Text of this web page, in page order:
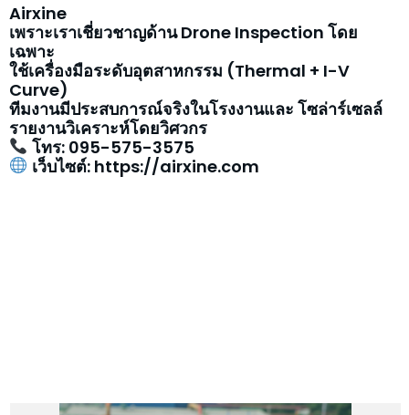
Airxine
เพราะเราเชี่ยวชาญด้าน Drone Inspection โดย
เฉพาะ
ใช้เครื่องมือระดับอุตสาหกรรม (Thermal + I-V
Curve)
ทีมงานมีประสบการณ์จริงในโรงงานและ โซล่าร์เซลล์
รายงานวิเคราะห์โดยวิศวกร
โทร: 095-575-3575
เว็บไซต์: https://airxine.com